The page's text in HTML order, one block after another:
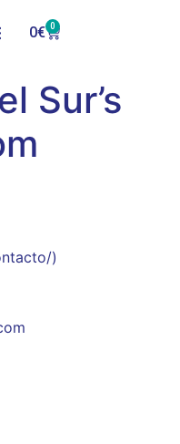
0€ 0
Sur’s
)